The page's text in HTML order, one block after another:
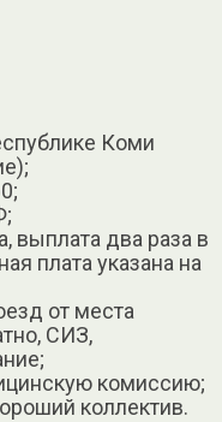
Коми
выплата два раза в
плата указана на
от места
СИЗ,
комиссию;
коллектив.